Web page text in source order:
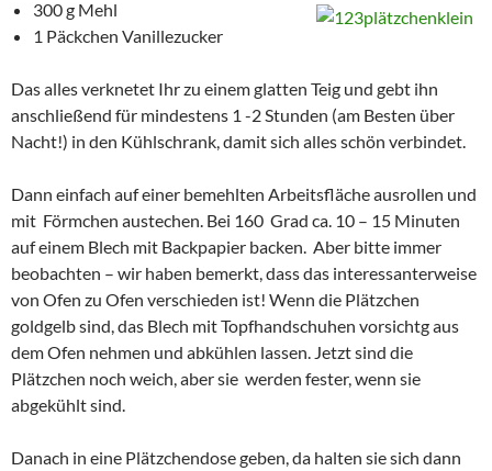
300 g Mehl
1 Päckchen Vanillezucker
Das alles verknetet Ihr zu einem glatten Teig und gebt ihn
anschließend für mindestens 1 -2 Stunden (am Besten über
Nacht!) in den Kühlschrank, damit sich alles schön verbindet.
Dann einfach auf einer bemehlten Arbeitsfläche ausrollen und
mit Förmchen austechen. Bei 160 Grad ca. 10 – 15 Minuten
auf einem Blech mit Backpapier backen. Aber bitte immer
beobachten – wir haben bemerkt, dass das interessanterweise
von Ofen zu Ofen verschieden ist! Wenn die Plätzchen
goldgelb sind, das Blech mit Topfhandschuhen vorsichtg aus
dem Ofen nehmen und abkühlen lassen. Jetzt sind die
Plätzchen noch weich, aber sie werden fester, wenn sie
abgekühlt sind.
Danach in eine Plätzchendose geben, da halten sie sich dann